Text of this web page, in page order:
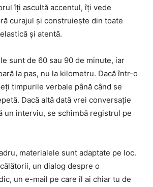
îți ascultă accentul, îți vede
curajul și construiește din toate
și atentă.
sunt de 60 sau 90 de minute, iar
la pas, nu la kilometru. Dacă într-o
timpurile verbale până când se
Dacă altă dată vrei conversație
un interviu, se schimbă registrul pe
materialele sunt adaptate pe loc.
un dialog despre o
un e-mail pe care îl ai chiar tu de